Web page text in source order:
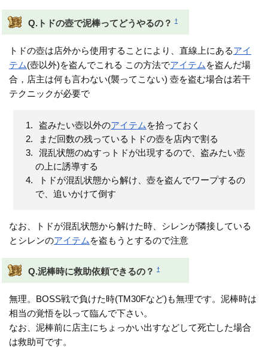
Q.トドの壺で泥棒ってどうやるの？ †
トドの壺は店外から使用することにより、直線上にあるアイ
テム(壺以外)を盗んでこれる この方法でアイテム を盗んだ場
合，店主は何も言わない(襲ってこない) 壺を盗む場合は若干
テクニックが必要で
盗みたい壺以外のアイテム を拾っておく
まだ回数の残っているトドの壺を店内で割る
混乱状態のぬすっトドが出現するので、盗みたい壺
の上に誘導する
トドが混乱状態から解け、壺を盗んでワープするの
で、追いかけて倒す
なお、トドが混乱状態から解けた時、シレンが隣接している
とシレンのアイテム を盗もうとするので注意
Q.泥棒時に救助依頼できるの？ †
無理。BOSS戦で負けた時(TM30Fなど)も無理です。泥棒時は
相当の覚悟を以って臨んで下さい。
なお、泥棒前に店主にちょっかい出すなどして死亡した場合
は救助可です。